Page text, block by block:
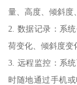
量、高度、倾斜度
2. 数据记录：系
荷变化、倾斜度变
3. 远程监控：系
时随地通过手机